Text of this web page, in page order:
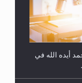
أيده الله في